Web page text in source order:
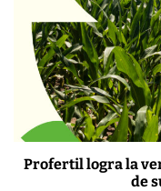
Profertil logra la
de